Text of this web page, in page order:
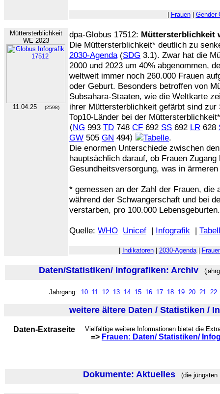
Frauen| Gender-
Müttersterblichkeit
WE 2023
11.04.25 (2598)
dpa-Globus 17512: Müttersterblichkeit
Die Müttersterblichkeit* deutlich zu
2030-Agenda(SDG 3.1). Zwar hat die
2000 und 2023 um 40% abgenommen,
weltweit immer noch 260.000 Frauen
oder Geburt. Besonders betroffen von
Subsahara-Staaten, wie die Weltkarte
ihrer Müttersterblichkeit gefärbt sind zur
Top10-Länder bei der
⟨NG 993 TD 748 CF 692 SS 692 LR 628
GW 505 GN 494⟩
.
Die enormen Unterschiede zwischen
hauptsächlich darauf, ob Frauen Zugang
Gesundheitsversorgung, was in
* gemessen an der Zahl der Frauen, die
während der Schwangerschaft und bei
verstarben, pro 100.000 Lebensgeburten.
Quelle: WHO Unicef | Infografik |
Indikatoren| 2030-Agenda|
Daten/Statistiken/ Infografiken: Archiv
Jahrgang: 10 11 12 13 14 15 16 17 18 19 20 21 22
weitere ältere Daten / Statistiken /
Daten-Extraseite Vielfältige weitere Informationen bietet die
=> Frauen: Daten/ Statistiken/
Dokumente: Aktuelles (die jüngsten